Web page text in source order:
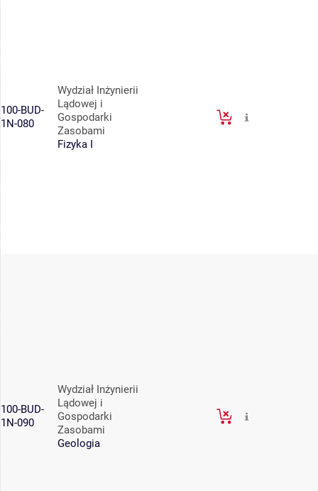
100-BUD-
1N-080
Wydział Inżynierii
Lądowej i
Gospodarki
Zasobami
Fizyka I
100-BUD-
1N-090
Wydział Inżynierii
Lądowej i
Gospodarki
Zasobami
Geologia